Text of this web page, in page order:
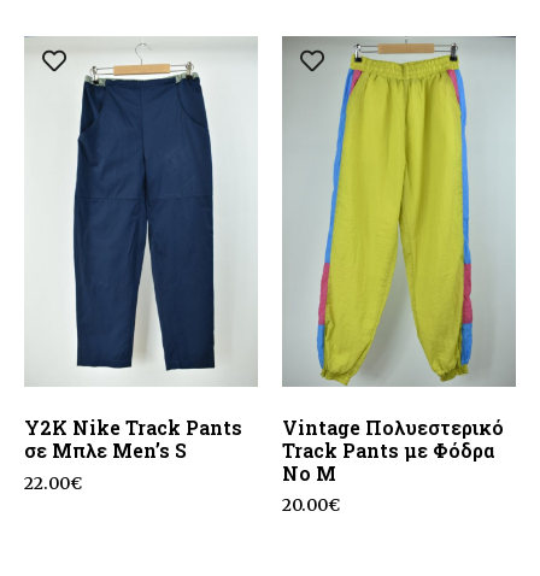
Y2K Nike Track Pants
σε Μπλε Men’s S
22.00€
Vintage Πολυεστερικό
Track Pants με Φόδρα
No M
20.00€